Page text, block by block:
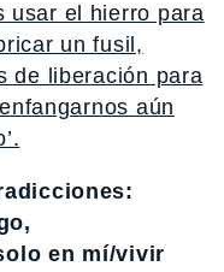
usar el hierro para
un fusil,
de liberación para
aún
en mí/vivir